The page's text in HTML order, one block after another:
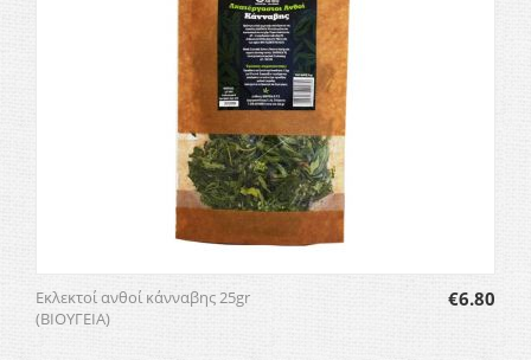
Εκλεκτοί ανθοί κάνναβης 25gr
(ΒΙΟΥΓΕΙΑ)
€6.80